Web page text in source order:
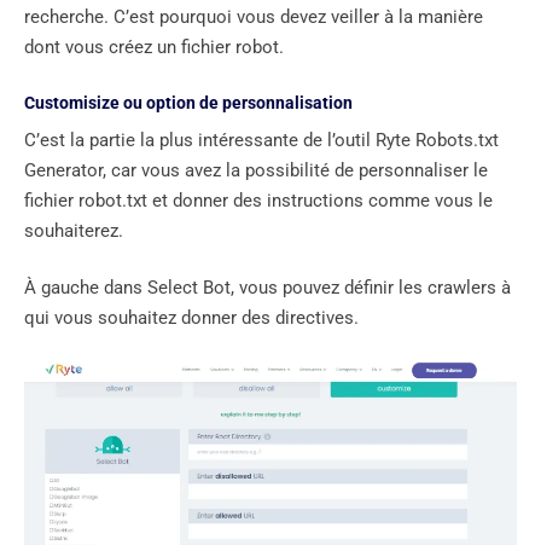
recherche. C’est pourquoi vous devez veiller à la manière
dont vous créez un fichier robot.
Customisize ou option de personnalisation
C’est la partie la plus intéressante de l’outil Ryte Robots.txt
Generator, car vous avez la possibilité de personnaliser le
fichier robot.txt et donner des instructions comme vous le
souhaiterez.
À gauche dans Select Bot, vous pouvez définir les crawlers à
qui vous souhaitez donner des directives.